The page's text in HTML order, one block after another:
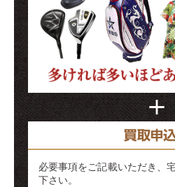
必要事項をご記載いただき、
下さい。